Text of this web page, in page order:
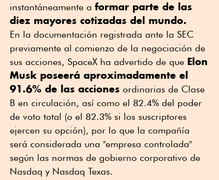
instantáneamente a formar parte de las
diez mayores cotizadas del mundo.
En la documentación registrada ante la SEC
previamente al comienzo de la negociación de
sus acciones, SpaceX ha advertido de que Elon
Musk poseerá aproximadamente el
91.6% de las acciones ordinarias de Clase
B en circulación, así como el 82.4% del poder
de voto total (o el 82.3% si los suscriptores
ejercen su opción), por lo que la compañía
será considerada una "empresa controlada"
según las normas de gobierno corporativo de
Nasdaq y Nasdaq Texas.